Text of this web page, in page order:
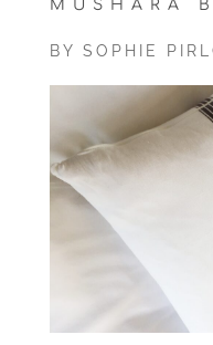
MUSHARA
BY SOPHIE